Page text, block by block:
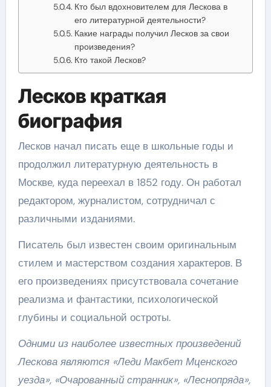
Кто был вдохновителем для Лескова в
его литературной деятельности?
Какие награды получил Лесков за свои
произведения?
Кто такой Лесков?
Лесков краткая
биография
Лесков начал писать еще в школьные годы и
продолжил литературную деятельность в
Москве, куда переехал в 1852 году. Он работал
редактором, журналистом, сотрудничал с
различными изданиями.
Писатель был известен своим оригинальным
стилем и мастерством создания характеров. В
его произведениях присутствовала сочетание
реализма и фантастики, психологической
глубины и социальной остроты.
Одними из наиболее известных произведений
Лескова являются «Леди Макбет Мценского
уезда», «Очарованный странник», «Леснопряда»,